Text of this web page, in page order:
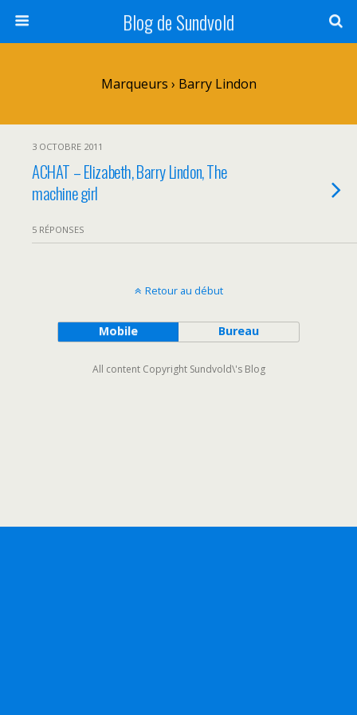
Blog de Sundvold
Marqueurs › Barry Lindon
3 OCTOBRE 2011
ACHAT – Elizabeth, Barry Lindon, The
machine girl
5 RÉPONSES
Retour au début
Mobile Bureau
All content Copyright Sundvold\'s Blog